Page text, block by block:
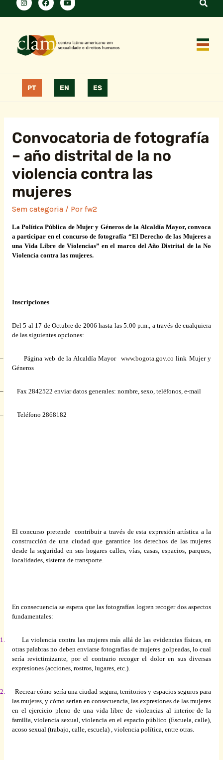
PT EN ES
Convocatoria de fotografía
– año distrital de la no
violencia contra las
mujeres
Sem categoria/ Por fw2
LaPolítica Pública de Mujer y Géneros de la Alcaldía Mayor, convoca
aparticipar en el concurso de fotografía “El Derecho de las Mujeres a
una Vida Libre de Violencias” en el marco del Año Distrital de la No
Violencia contralas mujeres.
Inscripciones
Del 5 al 17 de Octubre de 2006hasta las 5:00 p.m., a través de cualquiera
de las siguientes opciones:
– Páginaweb de la Alcaldía Mayor www.bogota.gov.co link Mujer y
Géneros
– Fax2842522 enviardatos generales: nombre, sexo, teléfonos, e-mail
– Teléfono 2868182
Elconcurso pretende contribuira través de esta expresiónartística a la
construcción deuna ciudadque garantice los derechos de las mujeres
desdela seguridad en sus hogares calles, vías,casas, espacios,parques,
localidades, sistemade transporte.
En consecuencia seespera quelas fotografías logren recoger dosaspectos
fundamentales:
1.La violencia contralas mujeres más allá de las evidencias físicas, en
otras palabras no deben enviarse fotografías de mujeres golpeadas, lo cual
sería revictimizante, porel contrario recoger el dolor en sus diversas
expresiones (acciones, rostros, lugares, etc.).
2. Recrearcómo sería unaciudad segura, territorios y espacios seguros para
las mujeres, y cómo serían en consecuencia, las expresiones de las mujeres
en el ejerciciopleno de una vidalibre de violencias al interiorde la
familia, violencia sexual, violencia en el espaciopúblico (Escuela, calle),
acoso sexual(trabajo, calle, escuela) , violencia política, entreotras.